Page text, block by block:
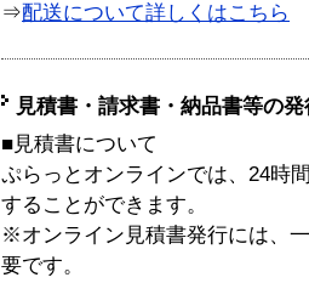
⇒配送について詳しくはこちら
見積書・請求書・納品書等の
■見積書について
ぷらっとオンラインでは、24時
することができます。
※オンライン見積書発行には、
要です。